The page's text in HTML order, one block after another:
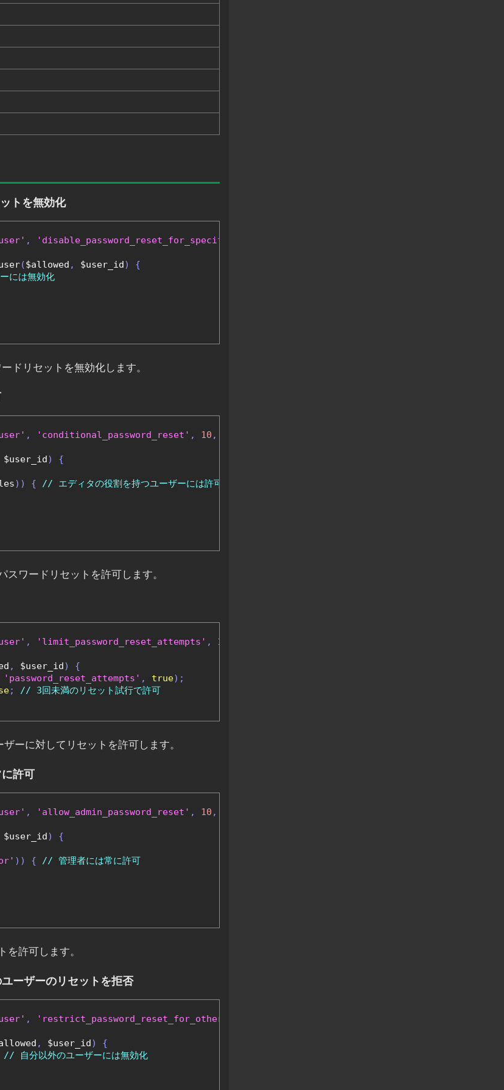
トを無効化
, 'disable_password_reset_for_specific_user'
($allowed , $user_id )
{
には無効化
ドリセットを無効化します。
, 'conditional_password_reset' , 10 ,
$user_id )
{
)) {
// エディタの役割を持つユーザーには許可
ワードリセットを許可します。
, 'limit_password_reset_attempts' , 10
, $user_id )
{
'password_reset_attempts' , true);
;
// 3回未満のリセット試行で許可
ーに対してリセットを許可します。
許可
, 'allow_admin_password_reset' , 10 ,
$user_id )
{
)) {
// 管理者には常に許可
許可します。
ーザーのリセットを拒否
, 'restrict_password_reset_for_others'
, $user_id )
{
// 自分以外のユーザーには無効化